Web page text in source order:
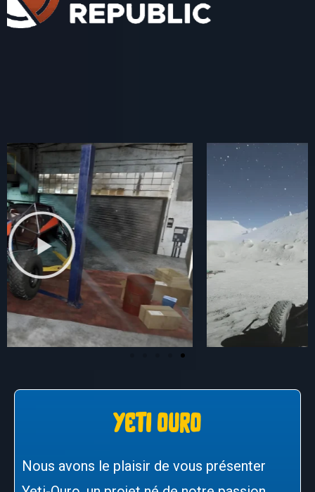
yeti ouro
Nous avons le plaisir de vous présenter